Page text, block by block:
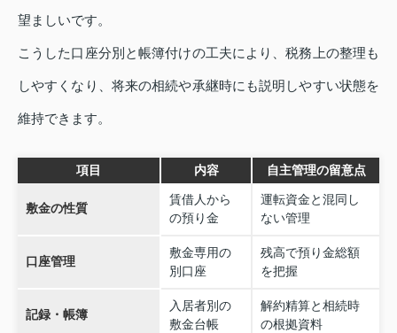
望ましいです。
こうした口座分別と帳簿付けの工夫により、税務上の整理も
しやすくなり、将来の相続や承継時にも説明しやすい状態を
維持できます。
項目 内容 自主管理の留意点
敷金の性質
賃借人から
の預り金
運転資金と混同し
ない管理
口座管理
敷金専用の
別口座
残高で預り金総額
を把握
記録・帳簿
入居者別の
敷金台帳
解約精算と相続時
の根拠資料